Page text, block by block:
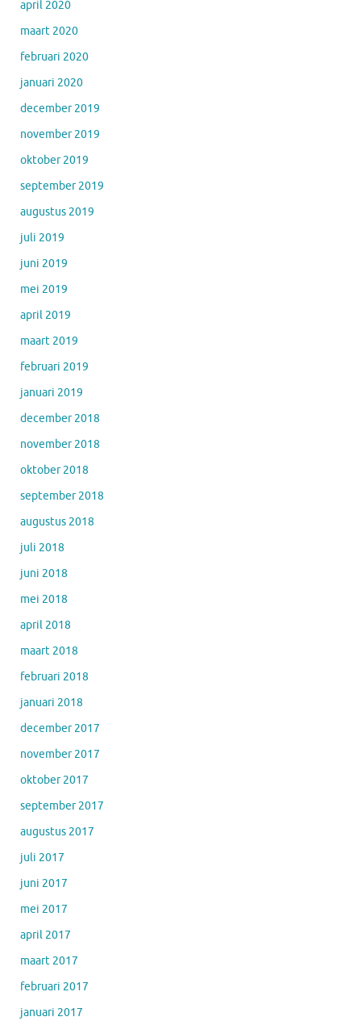
april 2020
maart 2020
februari 2020
januari 2020
december 2019
november 2019
oktober 2019
september 2019
augustus 2019
juli 2019
juni 2019
mei 2019
april 2019
maart 2019
februari 2019
januari 2019
december 2018
november 2018
oktober 2018
september 2018
augustus 2018
juli 2018
juni 2018
mei 2018
april 2018
maart 2018
februari 2018
januari 2018
december 2017
november 2017
oktober 2017
september 2017
augustus 2017
juli 2017
juni 2017
mei 2017
april 2017
maart 2017
februari 2017
januari 2017